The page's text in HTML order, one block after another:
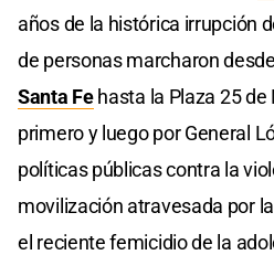
años de la histórica irrupción
de personas marcharon
Santa Fehasta la Plaza 25 de
primero y luego por General
políticas públicas contra la
movilización atravesada por
el reciente femicidio de la